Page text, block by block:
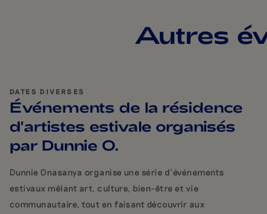
Autres
DATES DIVERSES
Événements de la résidence
d'artistes estivale organisés
par Dunnie O.
Dunnie Onasanya organise une série d'événements
estivaux mêlant art, culture, bien-être et vie
communautaire, tout en faisant découvrir aux